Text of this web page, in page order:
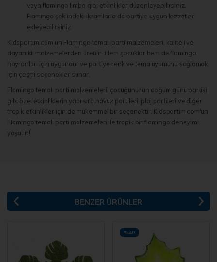
veya flamingo limbo gibi etkinlikler düzenleyebilirsiniz.
Flamingo şeklindeki ikramlarla da partiye uygun lezzetler
ekleyebilirsiniz.
Kidspartim.com'un Flamingo temalı parti malzemeleri, kaliteli ve
dayanıklı malzemelerden üretilir. Hem çocuklar hem de flamingo
hayranları için uygundur ve partiye renk ve tema uyumunu sağlamak
için çeşitli seçenekler sunar.
Flamingo temalı parti malzemeleri, çocuğunuzun doğum günü partisi
gibi özel etkinliklerin yanı sıra havuz partileri, plaj partileri ve diğer
tropik etkinlikler için de mükemmel bir seçenektir. Kidspartim.com'un
Flamingo temalı parti malzemeleri ile tropik bir flamingo deneyimi
yaşatın!
BENZER ÜRÜNLER
%40